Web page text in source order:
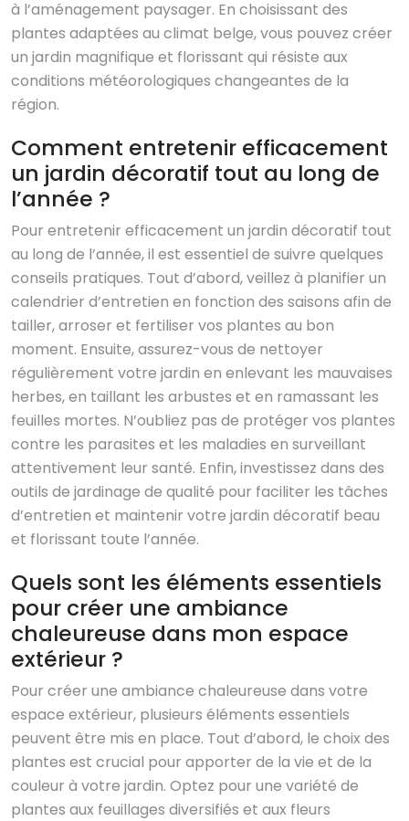
à l’aménagement paysager. En choisissant des
plantes adaptées au climat belge, vous pouvez créer
un jardin magnifique et florissant qui résiste aux
conditions météorologiques changeantes de la
région.
Comment entretenir efficacement
un jardin décoratif tout au long de
l’année ?
Pour entretenir efficacement un jardin décoratif tout
au long de l’année, il est essentiel de suivre quelques
conseils pratiques. Tout d’abord, veillez à planifier un
calendrier d’entretien en fonction des saisons afin de
tailler, arroser et fertiliser vos plantes au bon
moment. Ensuite, assurez-vous de nettoyer
régulièrement votre jardin en enlevant les mauvaises
herbes, en taillant les arbustes et en ramassant les
feuilles mortes. N’oubliez pas de protéger vos plantes
contre les parasites et les maladies en surveillant
attentivement leur santé. Enfin, investissez dans des
outils de jardinage de qualité pour faciliter les tâches
d’entretien et maintenir votre jardin décoratif beau
et florissant toute l’année.
Quels sont les éléments essentiels
pour créer une ambiance
chaleureuse dans mon espace
extérieur ?
Pour créer une ambiance chaleureuse dans votre
espace extérieur, plusieurs éléments essentiels
peuvent être mis en place. Tout d’abord, le choix des
plantes est crucial pour apporter de la vie et de la
couleur à votre jardin. Optez pour une variété de
plantes aux feuillages diversifiés et aux fleurs